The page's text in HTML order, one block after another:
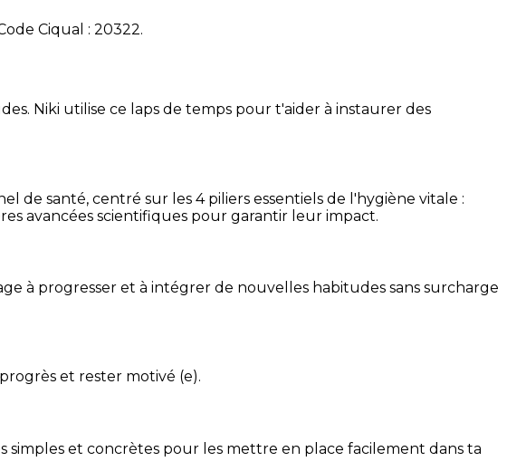
Ciqual : 20322.
Niki utilise ce laps de temps pour t'aider à instaurer des
de santé, centré sur les 4 piliers essentiels de l'hygiène vitale :
avancées scientifiques pour garantir leur impact.
à progresser et à intégrer de nouvelles habitudes sans surcharge
et rester motivé (e).
et concrètes pour les mettre en place facilement dans ta